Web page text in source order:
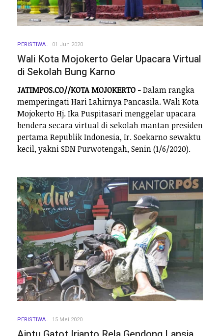
PERISTIWA 01 Jun 2020
Wali Kota Mojokerto Gelar Upacara Virtual
di Sekolah Bung Karno
JATIMPOS.CO//KOTA MOJOKERTO -Dalam rangka
memperingati Hari Lahirnya Pancasila. Wali Kota
Mojokerto Hj. Ika Puspitasari menggelar upacara
bendera secara virtual di sekolah mantan presiden
pertama Republik Indonesia, Ir. Soekarno sewaktu
kecil, yakni SDN Purwotengah, Senin (1/6/2020).
PERISTIWA 15 Mei 2020